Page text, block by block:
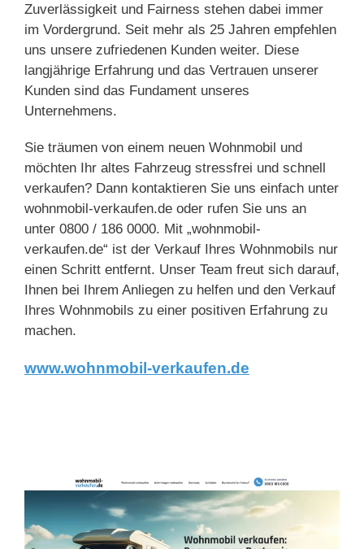
Zuverlässigkeit und Fairness stehen dabei immer
im Vordergrund. Seit mehr als 25 Jahren empfehlen
uns unsere zufriedenen Kunden weiter. Diese
langjährige Erfahrung und das Vertrauen unserer
Kunden sind das Fundament unseres
Unternehmens.
Sie träumen von einem neuen Wohnmobil und
möchten Ihr altes Fahrzeug stressfrei und schnell
verkaufen? Dann kontaktieren Sie uns einfach unter
wohnmobil-verkaufen.de oder rufen Sie uns an
unter 0800 / 186 0000. Mit „wohnmobil-
verkaufen.de“ ist der Verkauf Ihres Wohnmobils nur
einen Schritt entfernt. Unser Team freut sich darauf,
Ihnen bei Ihrem Anliegen zu helfen und den Verkauf
Ihres Wohnmobils zu einer positiven Erfahrung zu
machen.
www.wohnmobil-verkaufen.de